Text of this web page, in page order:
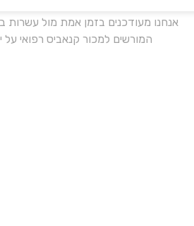
אנחנו מעודכנים בזמן אמת מול
המורשים למכור קנאביס רפואי על